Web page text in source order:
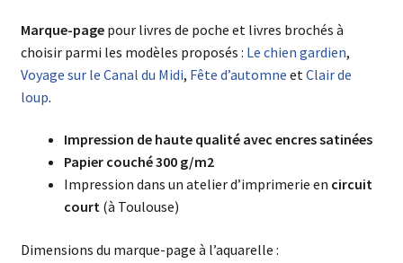
Marque-pagepour livres de poche et livres brochés à
choisir parmi les modèles proposés : Le chien gardien,
Voyage sur le Canal du Midi, Fête d’automne et Clair de
loup.
Impression de haute qualité avec encres satinées
Papier couché 300 g/m2
Impression dans un atelier d’imprimerie en circuit
court(à Toulouse)
Dimensions du marque-page à l’aquarelle :